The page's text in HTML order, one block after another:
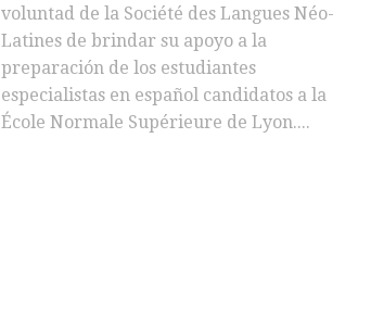
voluntad de la Société des Langues Néo-
Latines de brindar su apoyo a la
preparación de los estudiantes
especialistas en español candidatos a la
École Normale Supérieure de Lyon....